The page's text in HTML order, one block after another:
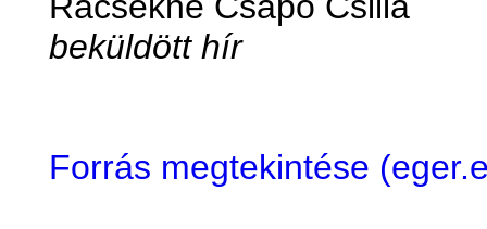
beküldött hír
Forrás megtekintése